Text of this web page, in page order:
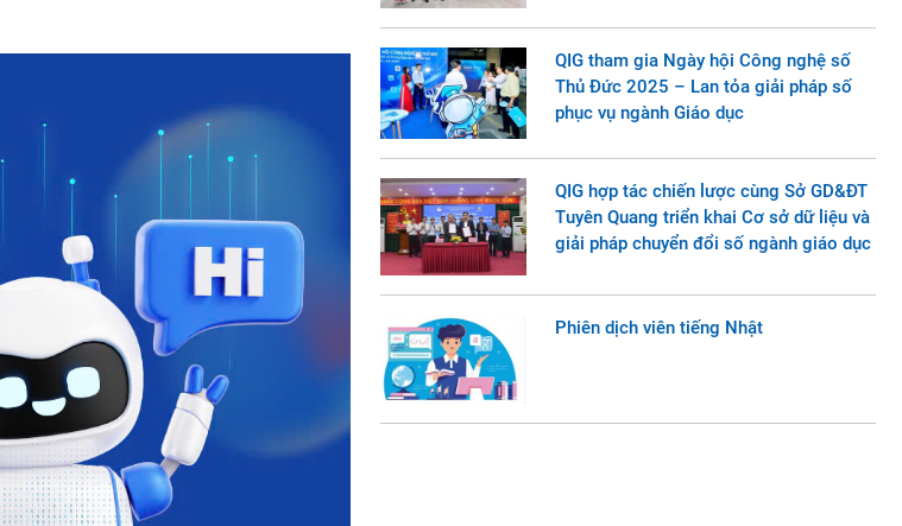
QIG tham gia Ngày hội Công nghệ số
Thủ Đức 2025 – Lan tỏa giải pháp số
phục vụ ngành Giáo dục
QIG hợp tác chiến lược cùng Sở GD&ĐT
Tuyên Quang triển khai Cơ sở dữ liệu và
giải pháp chuyển đổi số ngành giáo dục
Phiên dịch viên tiếng Nhật